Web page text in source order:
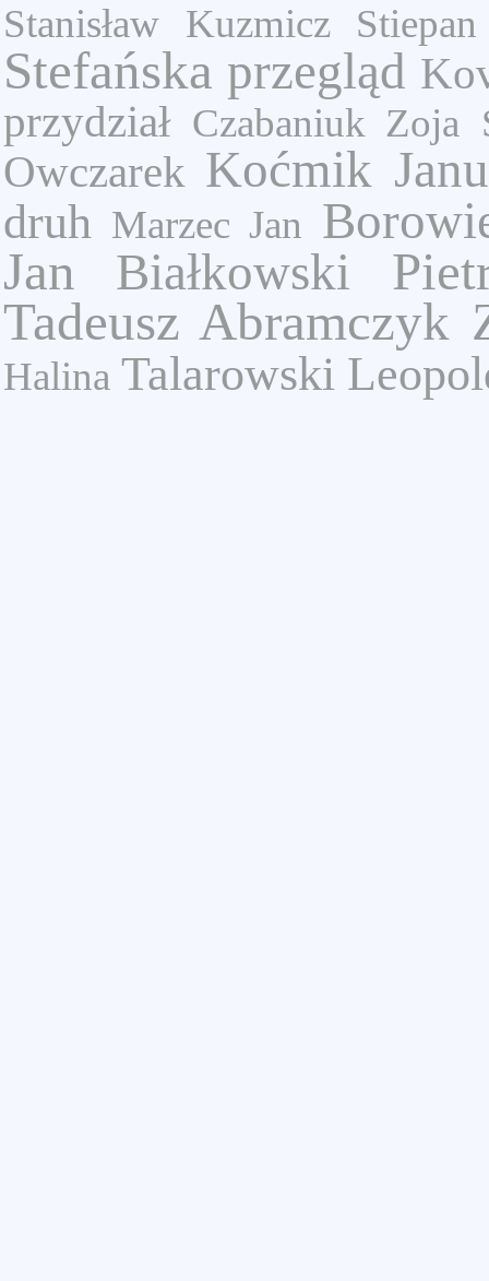
Stanisław Kuzmicz Stiepan
Stefańska przegląd
przydział Czabaniuk Zoja
Owczarek Koćmik
druh Marzec Jan
Jan Białkowski
Tadeusz Abramczyk
Halina Talarowski